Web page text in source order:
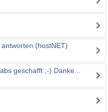
(hostNET)
geschafft ;-) Danke...